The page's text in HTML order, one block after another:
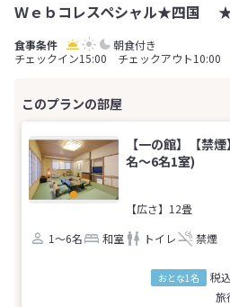
Ｗｅｂコレスペシャル★四国
朝食付き
チェックイン15:00 チェックアウト10:00
【一の館】【禁
名～6名1室)
【広さ】12畳
1～6名
和室 トイレ 禁煙
おとな1名 税込
旅